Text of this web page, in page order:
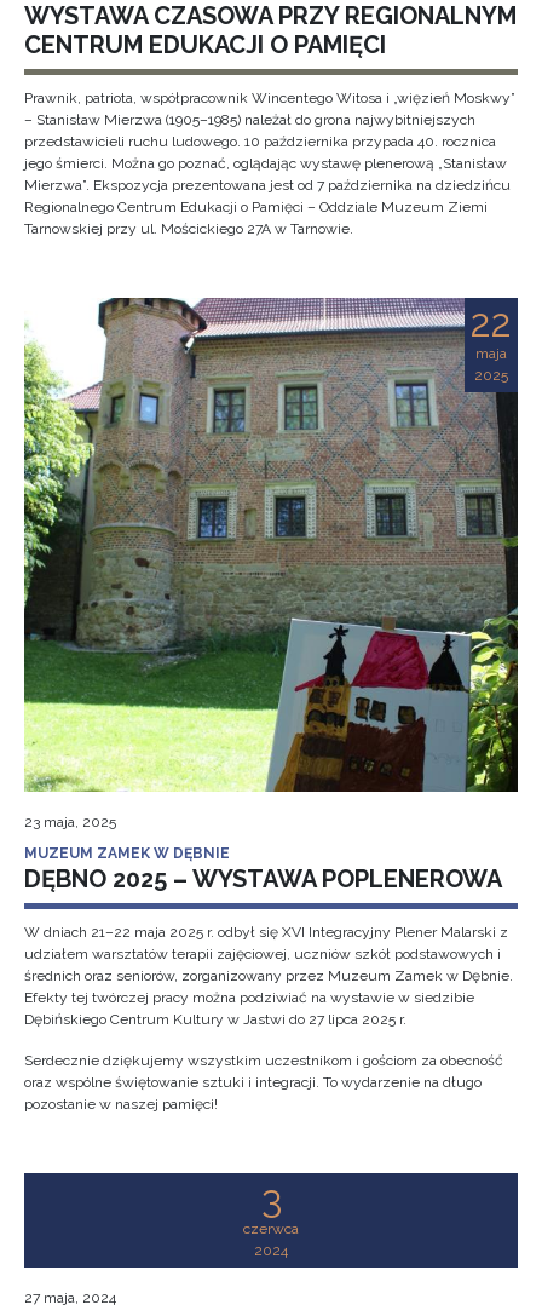
WYSTAWA CZASOWA PRZY REGIONALNYM
CENTRUM EDUKACJI O PAMIĘCI
Prawnik, patriota, współpracownik Wincentego Witosa i „więzień Moskwy”
– Stanisław Mierzwa (1905–1985) należał do grona najwybitniejszych
przedstawicieli ruchu ludowego. 10 października przypada 40. rocznica
jego śmierci. Można go poznać, oglądając wystawę plenerową „Stanisław
Mierzwa”. Ekspozycja prezentowana jest od 7 października na dziedzińcu
Regionalnego Centrum Edukacji o Pamięci – Oddziale Muzeum Ziemi
Tarnowskiej przy ul. Mościckiego 27A w Tarnowie.
22
maja
2025
23 maja, 2025
MUZEUM ZAMEK W DĘBNIE
DĘBNO 2025 – WYSTAWA POPLENEROWA
W dniach 21–22 maja 2025 r. odbył się XVI Integracyjny Plener Malarski z
udziałem warsztatów terapii zajęciowej, uczniów szkół podstawowych i
średnich oraz seniorów, zorganizowany przez Muzeum Zamek w Dębnie.
Efekty tej twórczej pracy można podziwiać na wystawie w siedzibie
Dębińskiego Centrum Kultury w Jastwi do 27 lipca 2025 r.
Serdecznie dziękujemy wszystkim uczestnikom i gościom za obecność
oraz wspólne świętowanie sztuki i integracji. To wydarzenie na długo
pozostanie w naszej pamięci!
3
czerwca
2024
27 maja, 2024